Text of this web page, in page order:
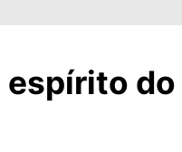
espírito